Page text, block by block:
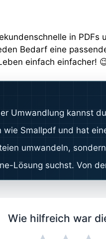
in
Bedarf eine
einfach einfacher!
Umwandlung kannst
wie Smallpdf und hat
umwandeln,
Lösung suchst. Von
Wie hilfreich war